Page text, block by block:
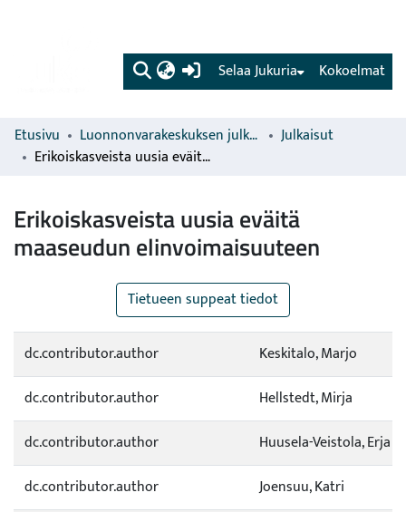
(current) Kokoelmat
Selaa Jukuria
Etusivu Luonnonvarakeskuksen julkaisut
Julkaisut
Erikoiskasveista uusia eväitä maaseudun elinvoimaisuuteen
Erikoiskasveista uusia eväitä
maaseudun elinvoimaisuuteen
Tietueen suppeat tiedot
dc.contributor.author
Keskitalo, Marjo
dc.contributor.author
Hellstedt, Mirja
dc.contributor.author
Huusela-Veistola, Erja
dc.contributor.author
Joensuu, Katri